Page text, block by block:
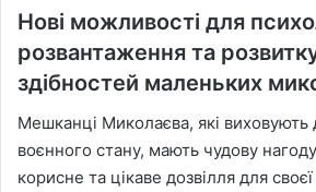
Нові можливості для
розвантаження та
здібностей маленьких
Мешканці Миколаєва, які виховують
воєнного стану, мають чудову нагоду
корисне та цікаве дозвілля для